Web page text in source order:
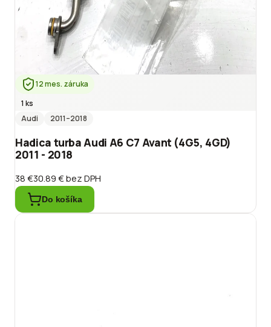
12 mes. záruka
1 ks
Audi
2011–2018
Hadica turba Audi A6 C7 Avant (4G5, 4GD)
2011 - 2018
38 €30.89 €bez DPH
Do košíka